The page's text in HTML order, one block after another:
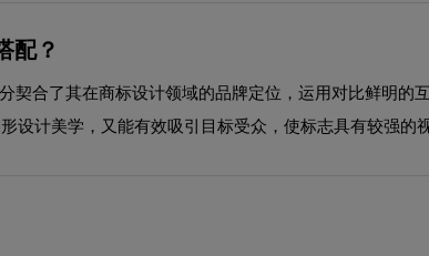
配？
契合了其在商标设计领域的品牌定位，运用对比鲜明的
设计美学，又能有效吸引目标受众，使标志具有较强的